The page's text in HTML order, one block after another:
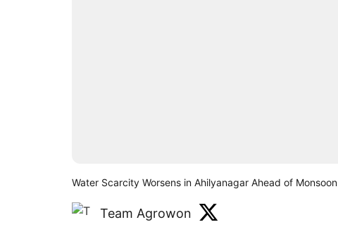
Water Scarcity Worsens in Ahilyanagar Ahead of Monsoon
Team Agrowon